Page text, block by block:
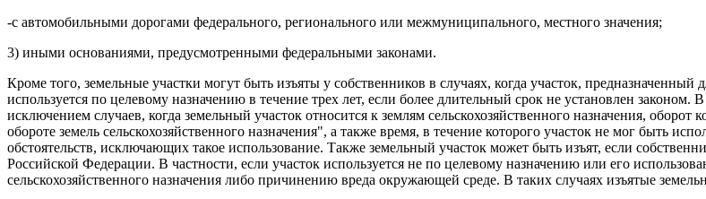
-с автомобильными дорогами федерального, регионального или межмуниципального, местного значения;
3) иными основаниями, предусмотренными федеральными законами.
Кроме того, земельные участки могут быть изъяты у собственников в случаях, когда участок,
используется по целевому назначению в течение трех лет, если более длительный срок не установлен законом.
исключением случаев, когда земельный участок относится к землям сельскохозяйственного назначения,
обороте земель сельскохозяйственного назначения", а также время, в течение которого участок не мог быть
обстоятельств, исключающих такое использование. Также земельный участок может быть изъят, если
Российской Федерации. В частности, если участок используется не по целевому назначению или его
сельскохозяйственного назначения либо причинению вреда окружающей среде. В таких случаях изъятые